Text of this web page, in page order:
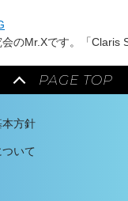
のMr.Xです。「Claris
PAGE TOP
方針
いて